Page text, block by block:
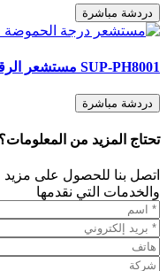
دردشة مباشرة
SUP-PH8001 مستشعر الرقم الهيدروجيني الرقمي
دردشة مباشرة
تحتاج المزيد من المعلومات؟
اتصل بنا للحصول على مزيد
والخدمات التي نقدمها